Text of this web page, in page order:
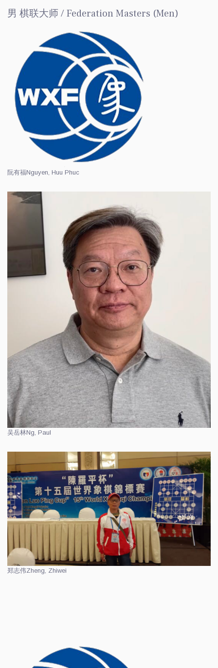
男 棋联大师 / Federation Masters (Men)
阮有福Nguyen, Huu Phuc
吴岳林Ng, Paul
郑志伟Zheng, Zhiwei